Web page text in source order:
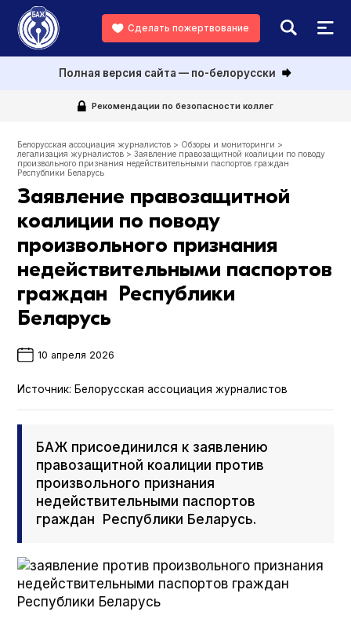
Сделать пожертвование
Полная версия сайта — по-белорусски
Рекомендации по безопасности коллег
Белорусская ассоциация журналистов > Обзоры и мониторинги >
легализация журналистов >Заявление правозащитной коалиции по поводу
произвольного признания недействительными паспортов граждан
Республики Беларусь
Заявление правозащитной
коалиции по поводу
произвольного признания
недействительными паспортов
граждан Республики
Беларусь
10 апреля 2026
Источник: Белорусская ассоциация журналистов
БАЖ присоединился к заявлению
правозащитной коалиции против
произвольного признания
недействительными паспортов
граждан Республики Беларусь.